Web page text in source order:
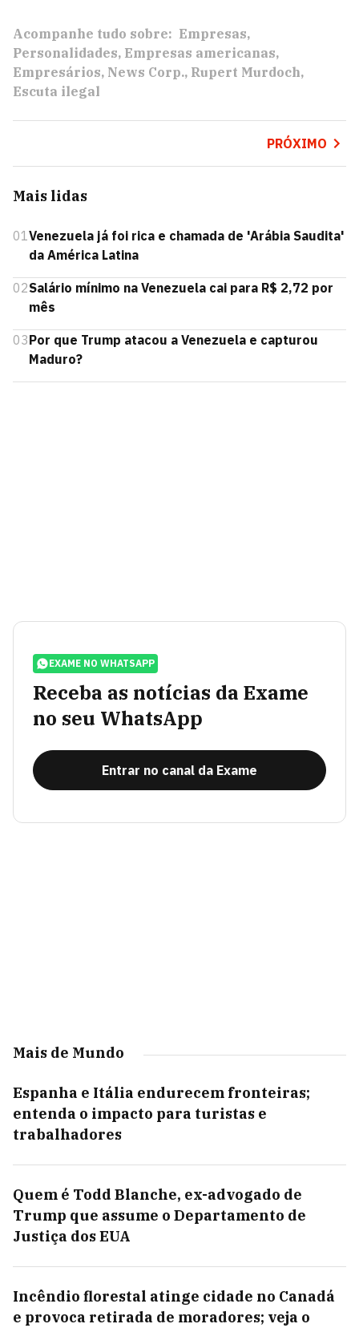
Acompanhe tudo sobre: Empresas
Personalidades Empresas americanas
Empresários News Corp. Rupert Murdoch
Escuta ilegal
PRÓXIMO
Mais lidas
01Venezuela já foi rica e chamada de 'Arábia Saudita'
da América Latina
02Salário mínimo na Venezuela cai para R$ 2,72 por
mês
03Por que Trump atacou a Venezuela e capturou
Maduro?
EXAME NO WHATSAPP
Receba as notícias da Exame
no seu WhatsApp
Entrar no canal da Exame
Mais de Mundo
Espanha e Itália endurecem fronteiras;
entenda o impacto para turistas e
trabalhadores
Quem é Todd Blanche, ex-advogado de
Trump que assume o Departamento de
Justiça dos EUA
Incêndio florestal atinge cidade no Canadá
e provoca retirada de moradores; veja o